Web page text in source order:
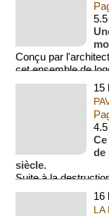
Conçu par
cet ensemble de
néoclassique
15
de
siècle.
Suite à la
pavillons Baltard 16
LA